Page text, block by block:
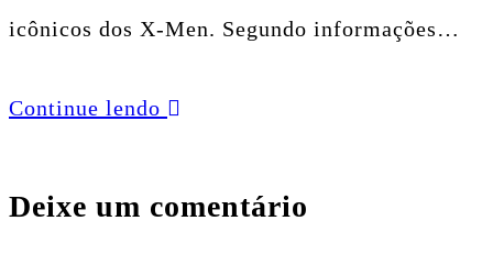
icônicos dos X-Men. Segundo informações…
Continue lendo
Deixe um comentário